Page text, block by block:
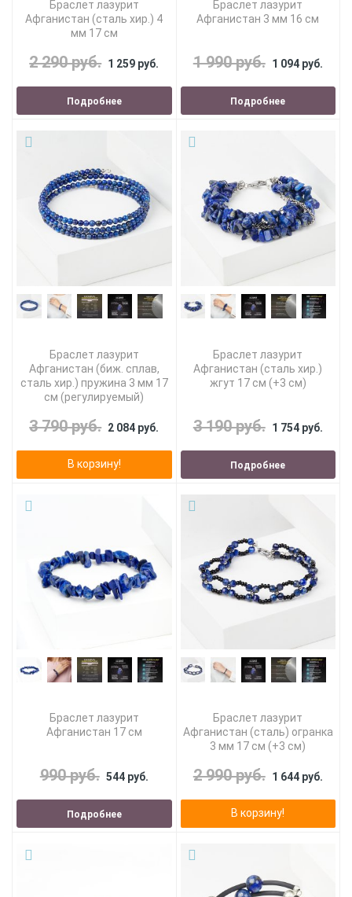
Браслет лазурит
Афганистан (сталь хир.) 4
мм 17 см
2 290 руб. 1 259 руб.
Подробнее
Браслет лазурит
Афганистан 3 мм 16 см
1 990 руб. 1 094 руб.
Подробнее
Браслет лазурит
Афганистан (биж. сплав,
сталь хир.) пружина 3 мм 17
см (регулируемый)
3 790 руб. 2 084 руб.
В корзину!
Браслет лазурит
Афганистан (сталь хир.)
жгут 17 см (+3 см)
3 190 руб. 1 754 руб.
Подробнее
Браслет лазурит
Афганистан 17 см
990 руб. 544 руб.
Подробнее
Браслет лазурит
Афганистан (сталь) огранка
3 мм 17 см (+3 см)
2 990 руб. 1 644 руб.
В корзину!